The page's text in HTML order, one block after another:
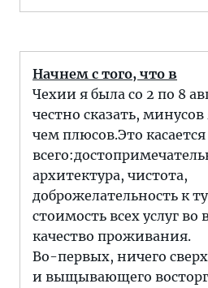
Начнем с того, что в
Чехии я была со 2 по 8
честно сказать,
чем плюсов.Это касается
архитектура, чистота,
доброжелательность к
стоимость всех услуг во
качество проживания.
Во-первых, ничего
и выщывающего восторг